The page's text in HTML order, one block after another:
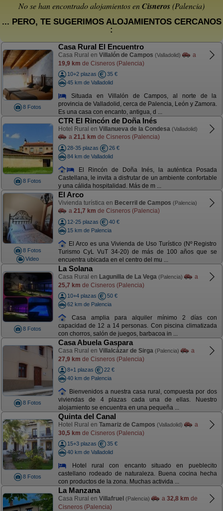
No se han encontrado alojamientos enCisneros(Palencia)
... PERO, TE SUGERIMOS ALOJAMIENTOS CERCANOS
:
8 Fotos
Casa Rural El Encuentro
Casa Rural en Villalón de Campos (Valladolid)
a
19,9 km de Cisneros (Palencia)
10+2 plazas
35 €
45 km de Valladolid
Situada en Villalón de Campos, al norte de la
provincia de Valladolid, cerca de Palencia, León y Zamora.
Es una casa con encanto, antigua, d ...
8 Fotos
CTR El Rincón de Doña Inés
Hotel Rural en Villanueva de la Condesa (Valladolid)
a 21,1 km de Cisneros (Palencia)
28-35 plazas
26 €
84 km de Valladolid
El Rincón de Doña Inés, la auténtica Posada
Castellana, le invita a disfrutar de un ambiente confortable
y una cálida hospitalidad. Más de m ...
8 Fotos
Video
El Arco
Vivienda turística en Becerril de Campos (Palencia)
a 21,7 km de Cisneros (Palencia)
12-25 plazas
40 €
15 km de Palencia
El Arco es una Vivienda de Uso Turístico (Nº Registro
Turismo CyL VuT 34-20) de más de 100 años que se
encuentra ubicada en el centro del mu ...
8 Fotos
La Solana
Casa Rural en Lagunilla de La Vega (Palencia)
a
25,7 km de Cisneros (Palencia)
10+4 plazas
50 €
62 km de Palencia
Casa amplia para alquiler mínimo 2 días con
capacidad de 12 a 14 personas. Con piscina climatizada
con chorros, salón de juegos, barbacoa in ...
8 Fotos
Casa Abuela Gaspara
Casa Rural en Villalcázar de Sirga (Palencia)
a
27,9 km de Cisneros (Palencia)
8+1 plazas
22 €
40 km de Palencia
Bienvenidos a nuestra casa rural, compuesta por dos
viviendas de 4 plazas cada una de ellas. Nuestro
alojamiento se encuentra en una pequeña ...
8 Fotos
Quinta del Canal
Hotel Rural en Tamariz de Campos (Valladolid)
a
30,5 km de Cisneros (Palencia)
15+3 plazas
35 €
40 km de Valladolid
Hotel rural con encanto situado en pueblecito
castellano rodeado de naturaleza. Buena cocina hecha
con productos de la zona. Muchas activida ...
La Manzana
Casa Rural en Villafruel (Palencia) a 32,8 km de
Cisneros (Palencia)